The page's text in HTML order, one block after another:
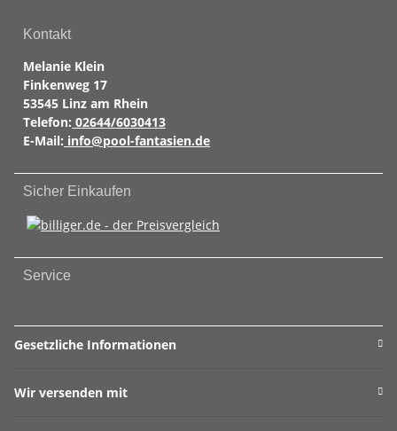
Kontakt
Melanie Klein
Finkenweg 17
53545 Linz am Rhein
Telefon: 02644/6030413
E-Mail: info@pool-fantasien.de
Sicher Einkaufen
Service
Gesetzliche Informationen
Wir versenden mit